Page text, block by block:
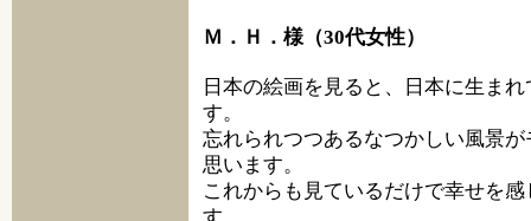
Ｍ．Ｈ．様（30代女性）
日本の絵画を見ると、日本に生ま
す。
忘れられつつあるなつかしい風景
思います。
これからも見ているだけで幸せを